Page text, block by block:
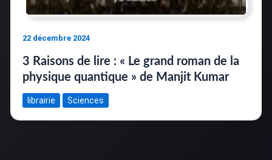
22 décembre 2024
3 Raisons de lire : « Le grand roman de la
physique quantique » de Manjit Kumar
librairie Sciences